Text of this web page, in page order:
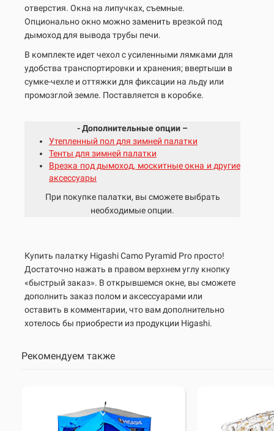
отверстия. Окна на липучках, съемные.
Опционально окно можно заменить врезкой под
дымоход для вывода трубы печи.
В комплекте идет чехол с усиленными лямками для
удобства транспортировки и хранения; ввертыши в
сумке-чехле и оттяжки для фиксации на льду или
промозглой земле. Поставляется в коробке.
- Дополнительные опции –
Утепленный пол для зимней палатки
Тенты для зимней палатки
Врезка под дымоход, москитные окна и другие
аксессуары
При покупке палатки, вы сможете выбрать
необходимые опции.
Купить палатку Higashi Camo Pyramid Pro просто!
Достаточно нажать в правом верхнем углу кнопку
«быстрый заказ». В открывшемся окне, вы сможете
дополнить заказ полом и аксессуарами или
оставить в комментарии, что вам дополнительно
хотелось бы приобрести из продукции Higashi.
Рекомендуем также